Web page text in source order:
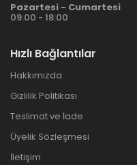
Pazartesi - Cumartesi
09:00 - 18:00
Hızlı Bağlantılar
Hakkımızda
Gizlilik Politikası
Teslimat ve İade
Üyelik Sözleşmesi
İletişim